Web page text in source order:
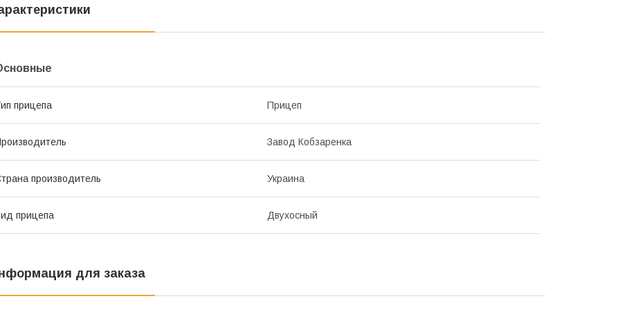
прицепа Прицеп
Завод Кобзаренка
производитель Украина
прицепа Двухосный
для заказа